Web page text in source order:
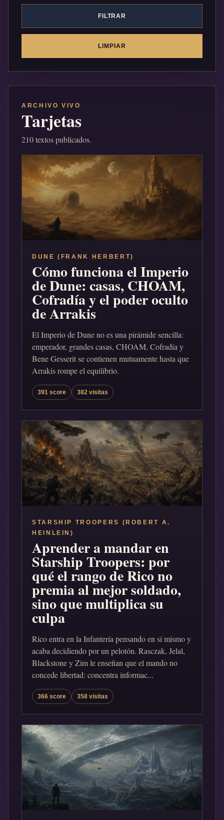
FILTRAR
LIMPIAR
ARCHIVO VIVO
Tarjetas
210 textos publicados.
DUNE (FRANK HERBERT)
Cómo funciona el Imperio
de Dune: casas, CHOAM,
Cofradía y el poder oculto
de Arrakis
El Imperio de Dune no es una pirámide sencilla:
emperador, grandes casas, CHOAM, Cofradía y
Bene Gesserit se contienen mutuamente hasta que
Arrakis rompe el equilibrio.
391 score 382 visitas
STARSHIP TROOPERS (ROBERT A.
HEINLEIN)
Aprender a mandar en
Starship Troopers: por
qué el rango de Rico no
premia al mejor soldado,
sino que multiplica su
culpa
Rico entra en la Infantería pensando en sí mismo y
acaba decidiendo por un pelotón. Rasczak, Jelal,
Blackstone y Zim le enseñan que el mando no
concede libertad: concentra informac...
366 score 358 visitas